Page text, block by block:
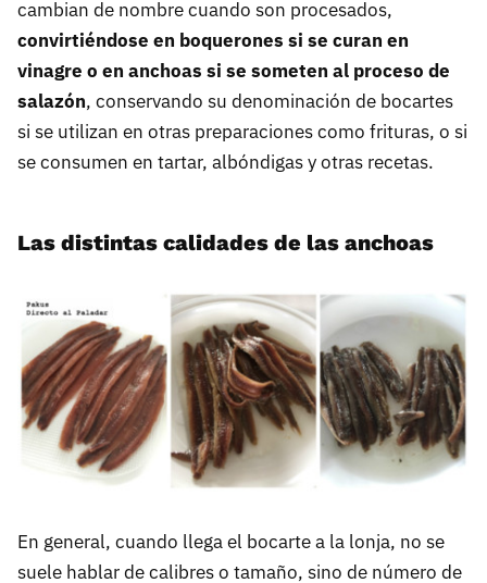
cambian de nombre cuando son procesados,
convirtiéndose en boquerones si se curan en
vinagre o en anchoas si se someten al proceso de
salazón, conservando su denominación de bocartes
si se utilizan en otras preparaciones como frituras, o si
se consumen en tartar, albóndigas y otras recetas.
Las distintas calidades de las anchoas
En general, cuando llega el bocarte a la lonja, no se
suele hablar de calibres o tamaño, sino de número de